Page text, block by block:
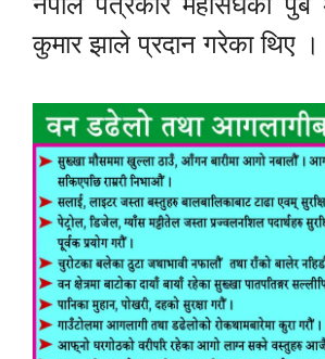
कुमार झाले प्रदान गरेका थिए ।